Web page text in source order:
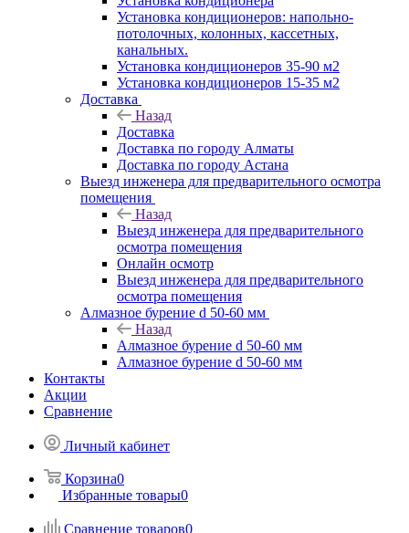
Установка кондиционеров: напольно-
потолочных, колонных, кассетных,
канальных.
Установка кондиционеров 35-90 м2
Установка кондиционеров 15-35 м2
Доставка
Назад
Доставка
Доставка по городу Алматы
Доставка по городу Астана
Выезд инженера для предварительного осмотра
помещения
Назад
Выезд инженера для предварительного
осмотра помещения
Онлайн осмотр
Выезд инженера для предварительного
осмотра помещения
Алмазное бурение d 50-60 мм
Назад
Алмазное бурение d 50-60 мм
Алмазное бурение d 50-60 мм
Контакты
Акции
Сравнение
Личный кабинет
Корзина0
Избранные товары0
Сравнение товаров0